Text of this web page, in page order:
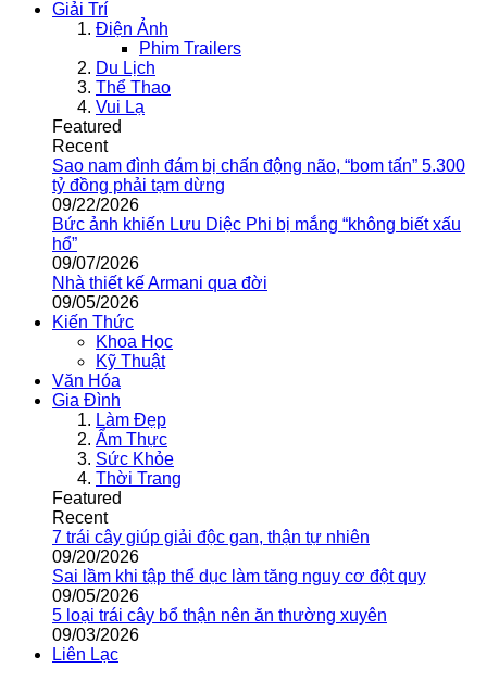
Giải Trí
Điện Ảnh
Phim Trailers
Du Lịch
Thể Thao
Vui Lạ
Featured
Recent
Sao nam đình đám bị chấn động não, “bom tấn” 5.300
tỷ đồng phải tạm dừng
09/22/2026
Bức ảnh khiến Lưu Diệc Phi bị mắng “không biết xấu
hổ”
09/07/2026
Nhà thiết kế Armani qua đời
09/05/2026
Kiến Thức
Khoa Học
Kỹ Thuật
Văn Hóa
Gia Đình
Làm Đẹp
Ẩm Thực
Sức Khỏe
Thời Trang
Featured
Recent
7 trái cây giúp giải độc gan, thận tự nhiên
09/20/2026
Sai lầm khi tập thể dục làm tăng nguy cơ đột quỵ
09/05/2026
5 loại trái cây bổ thận nên ăn thường xuyên
09/03/2026
Liên Lạc